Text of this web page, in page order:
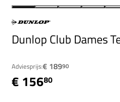
Dunlop Club Dames
Adviesprijs:€ 18990
€ 15680